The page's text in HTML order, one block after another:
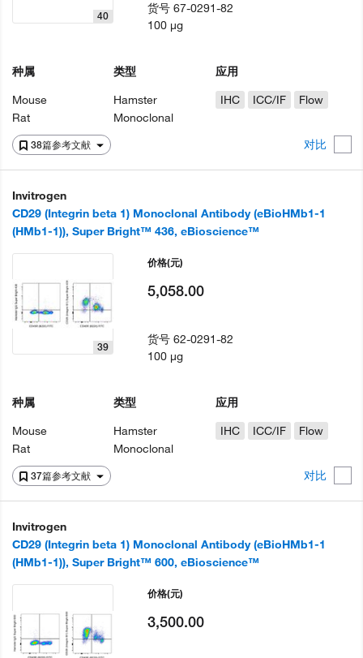
38篇参考文献 对比
40
种属
Mouse
Rat
类型
Hamster
Monoclonal
应用
IHC
ICC/IF Flow
货号67-0291-82
100 µg
Invitrogen
CD29 (Integrin beta 1) Monoclonal Antibody (eBioHMb1-1
(HMb1-1)), Super Bright™ 436, eBioscience™
37篇参考文献 对比
39
种属
Mouse
Rat
类型
Hamster
Monoclonal
应用
IHC
ICC/IF Flow
价格(元)
5,058.00
货号62-0291-82
100 µg
Invitrogen
CD29 (Integrin beta 1) Monoclonal Antibody (eBioHMb1-1
(HMb1-1)), Super Bright™ 600, eBioscience™
价格(元)
3,500.00